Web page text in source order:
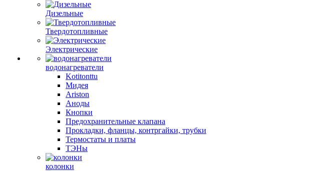
Дизельные
Твердотопливные
Электрические
водонагреватели
Kotitonttu
Мидея
Ariston
Аноды
Кнопки
Предохранительные клапана
Прокладки, фланцы, контргайки, трубки
Термостаты и платы
ТЭНы
колонки